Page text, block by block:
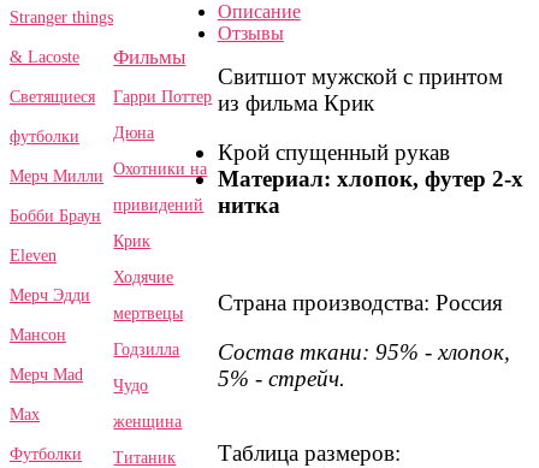
Stranger things
& Lacoste
Светящиеся
футболки
Мерч Милли
Бобби Браун
Eleven
Мерч Эдди
Мансон
Мерч Mad
Max
Футболки
Фильмы
Гарри Поттер
Дюна
Охотники на
привидений
Крик
Ходячие
мертвецы
Годзилла
Чудо
женщина
Титаник
Описание
Отзывы
Свитшот мужской с принтом
из фильма Крик
Крой спущенный рукав
Материал: хлопок, футер 2-х
нитка
Страна производства: Россия
Состав ткани: 95% - хлопок,
5% - стрейч.
Таблица размеров: